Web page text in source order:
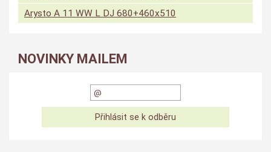
Arysto A 11 WW L DJ 680+460x510
NOVINKY MAILEM